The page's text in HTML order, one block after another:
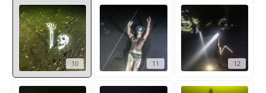
10 11 12